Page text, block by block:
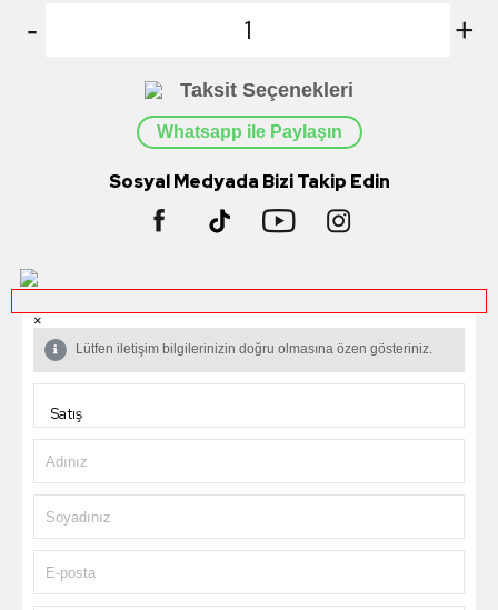
- +
Taksit Seçenekleri
Whatsapp ile Paylaşın
Sosyal Medyada Bizi Takip Edin
×
Lütfen iletişim bilgilerinizin doğru olmasına özen gösteriniz.
Adınız
Soyadınız
E-posta